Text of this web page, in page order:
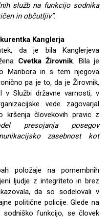
služb na funkcijo sodnika
in občutljiv”.
Kanglerja
da je bila Kanglerjeva
Cvetka Žirovnik. Bila je
Maribora in s tem njegova
pa je to, da je Žirovnik,
Službi državne varnosti, v
vede zagovarjal
kršenja človekovih pravic z
presojanja posegov
zasebnost kot
položaje na pomembnih
ljudje z integriteto in brez
da so sodelovali v
politične policije. Glede na
funkcijo, se človek